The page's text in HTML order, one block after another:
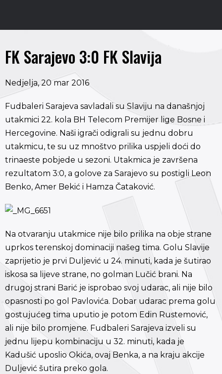
FK Sarajevo 3:0 FK Slavija
Nedjelja, 20 mar 2016
Fudbaleri Sarajeva savladali su Slaviju na današnjoj
utakmici 22. kola BH Telecom Premijer lige Bosne i
Hercegovine. Naši igrači odigrali su jednu dobru
utakmicu, te su uz mnoštvo prilika uspjeli doći do
trinaeste pobjede u sezoni. Utakmica je završena
rezultatom 3:0, a golove za Sarajevo su postigli Leon
Benko, Amer Bekić i Hamza Čataković.
Na otvaranju utakmice nije bilo prilika na obje strane
uprkos terenskoj dominaciji našeg tima. Golu Slavije
zaprijetio je prvi Duljević u 24. minuti, kada je šutirao
iskosa sa lijeve strane, no golman Lučić brani. Na
drugoj strani Barić je isprobao svoj udarac, ali nije bilo
opasnosti po gol Pavlovića. Dobar udarac prema golu
gostujućeg tima uputio je potom Edin Rustemović,
ali nije bilo promjene. Fudbaleri Sarajeva izveli su
jednu lijepu kombinaciju u 32. minuti, kada je
Kadušić uposlio Okića, ovaj Benka, a na kraju akcije
Duljević šutira preko gola.